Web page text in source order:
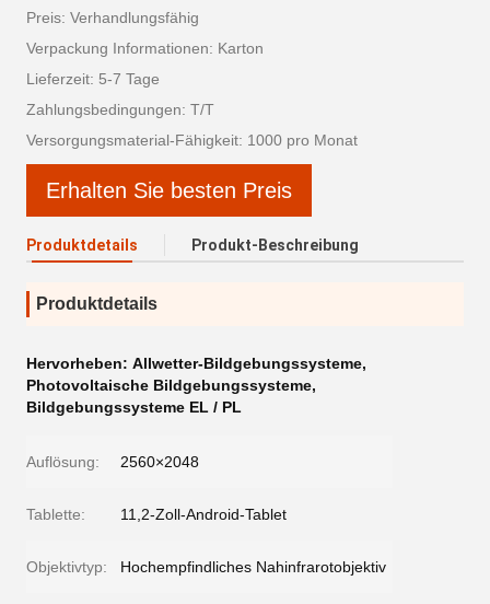
Preis: Verhandlungsfähig
Verpackung Informationen: Karton
Lieferzeit: 5-7 Tage
Zahlungsbedingungen: T/T
Versorgungsmaterial-Fähigkeit: 1000 pro Monat
Erhalten Sie besten Preis
Produktdetails Produkt-Beschreibung
Produktdetails
Hervorheben: Allwetter-Bildgebungssysteme,
Photovoltaische Bildgebungssysteme,
Bildgebungssysteme EL / PL
Auflösung: 2560×2048
Tablette: 11,2-Zoll-Android-Tablet
Objektivtyp: Hochempfindliches Nahinfrarotobjektiv